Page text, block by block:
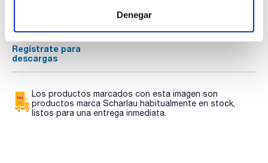
DenegarRegístrate para
descargas
SDS/ Hoja de seguridad
Regístrate para
descargas
Los productos marcados con esta imagen son
productos marca Scharlau habitualmente en stock,
listos para una entrega inmediata.